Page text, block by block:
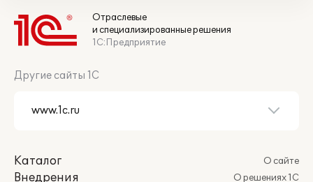
Отраслевые
и специализированные решения
1С:Предприятие
Другие сайты 1С
Каталог
Внедрения
О сайте
О решениях 1С